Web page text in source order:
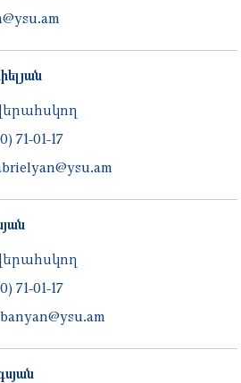
71-01-17
71-01-17